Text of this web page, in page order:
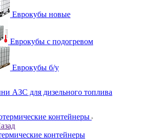
Еврокубы новые
Еврокубы с подогревом
Еврокубы б/у
АЗС для дизельного топлива
контейнеры
контейнеры